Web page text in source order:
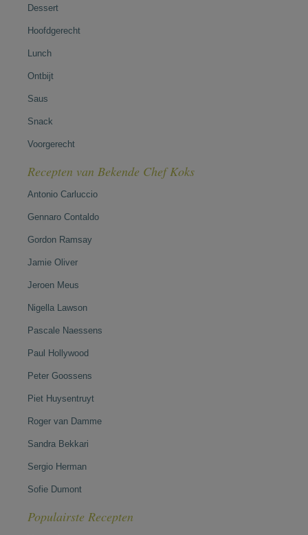
Dessert
Hoofdgerecht
Lunch
Ontbijt
Saus
Snack
Voorgerecht
Recepten van Bekende Chef Koks
Antonio Carluccio
Gennaro Contaldo
Gordon Ramsay
Jamie Oliver
Jeroen Meus
Nigella Lawson
Pascale Naessens
Paul Hollywood
Peter Goossens
Piet Huysentruyt
Roger van Damme
Sandra Bekkari
Sergio Herman
Sofie Dumont
Populairste Recepten